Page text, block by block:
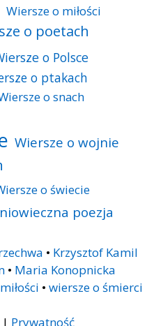
Wiersze o miłości
o poetach
o Polsce
o ptakach
o snach
Wiersze o wojnie
o świecie
poezja
• Krzysztof Kamil
• Maria Konopnicka
• wiersze o śmierci
Prywatność